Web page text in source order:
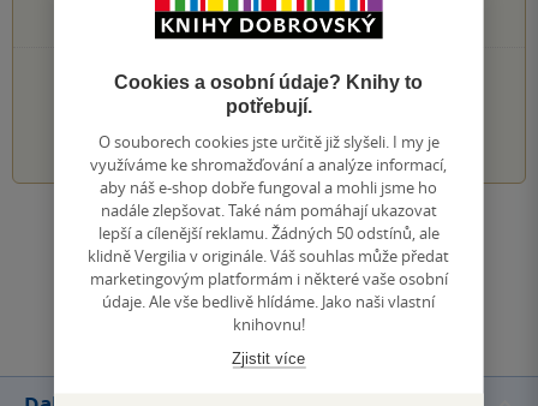
0×
1 hvezdička
PŘIDEJTE SVÉ HODNOCENÍ KNIHY
Zobrazit všechna hodnocení
Přidat hodnocení
Cookies a osobní údaje? Knihy to
potřebují.
O souborech cookies jste určitě již slyšeli. I my je
využíváme ke shromažďování a analýze informací,
aby náš e-shop dobře fungoval a mohli jsme ho
nadále zlepšovat. Také nám pomáhají ukazovat
lepší a cílenější reklamu. Žádných 50 odstínů, ale
klidně Vergilia v originále. Váš souhlas může předat
marketingovým platformám i některé vaše osobní
údaje. Ale vše bedlivě hlídáme. Jako naši vlastní
knihovnu!
Zjistit více